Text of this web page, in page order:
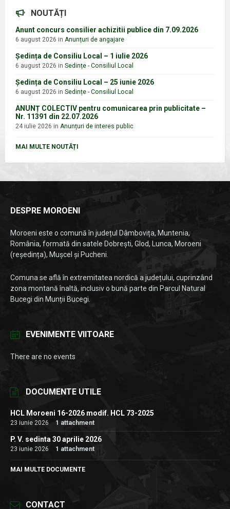
NOUTĂȚI
Anunt concurs consilier achizitii publice din 7.09.2026
6 august 2026 in Anunțuri de angajare
Ședința de Consiliu Local – 1 iulie 2026
6 august 2026 in Sedințe - Consiliul Local
Ședința de Consiliu Local – 25 iunie 2026
6 august 2026 in Sedințe - Consiliul Local
ANUNȚ COLECTIV pentru comunicarea prin publicitate –
Nr. 11391 din 22.07.2026
24 iulie 2026 in Anunțuri de interes public
MAI MULTE NOUTĂȚI
DESPRE MOROENI
Moroeni este o comună în județul Dâmbovița, Muntenia,
România, formată din satele Dobrești, Glod, Lunca, Moroeni
(reședința), Mușcel și Pucheni.
Comuna se află în extremitatea nordică a județului, cuprinzând
zona montană înaltă, inclusiv o bună parte din Parcul Natural
Bucegi din Munții Bucegi.
EVENIMENTE VIITOARE
There are no events
DOCUMENTE UTILE
HCL Moroeni 16-2026 modif. HCL 73-2025
23 iunie 2026 1 attachment
P. V. sedinta 30 aprilie 2026
23 iunie 2026 1 attachment
MAI MULTE DOCUMENTE
CONTACT